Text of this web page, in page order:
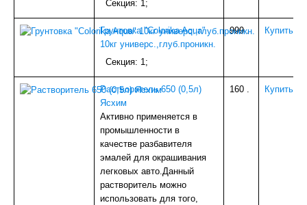
СКОТЧИ,ЛЕНТЫ КЛЕЯЩИЕ
СВАРОЧ.ПРИНАДЛЕЖНОСТИ
ШПАТЛЕВКА
ВЕНТИЛЯЦИЯ
Мебельная отделка
МЕТАЛЛОРУКАВА
ПЛИТКА-КАФЕЛЬ
ЛИСТОВОЙ ГИПСОВЫЙ МАТЕРИАЛ
БЛОКИ ДЛЯ СТРОИТЕЛЬСТВА
Секция: 1;
Грунтовка "Colorika Aqua"
10кг универс.,глуб.проникн.
Секция: 1;
999 . Купить
Растворитель 650 (0,5л)
Ясхим
Активно применяется в
промышленности в
качестве разбавителя
эмалей для окрашивания
легковых авто.Данный
растворитель можно
использовать для того,
160 . Купить